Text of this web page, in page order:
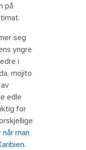
på
seg
yngre
i
mojito
edle
for
når man
.